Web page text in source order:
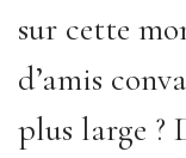
sur cette
d’amis
plus large